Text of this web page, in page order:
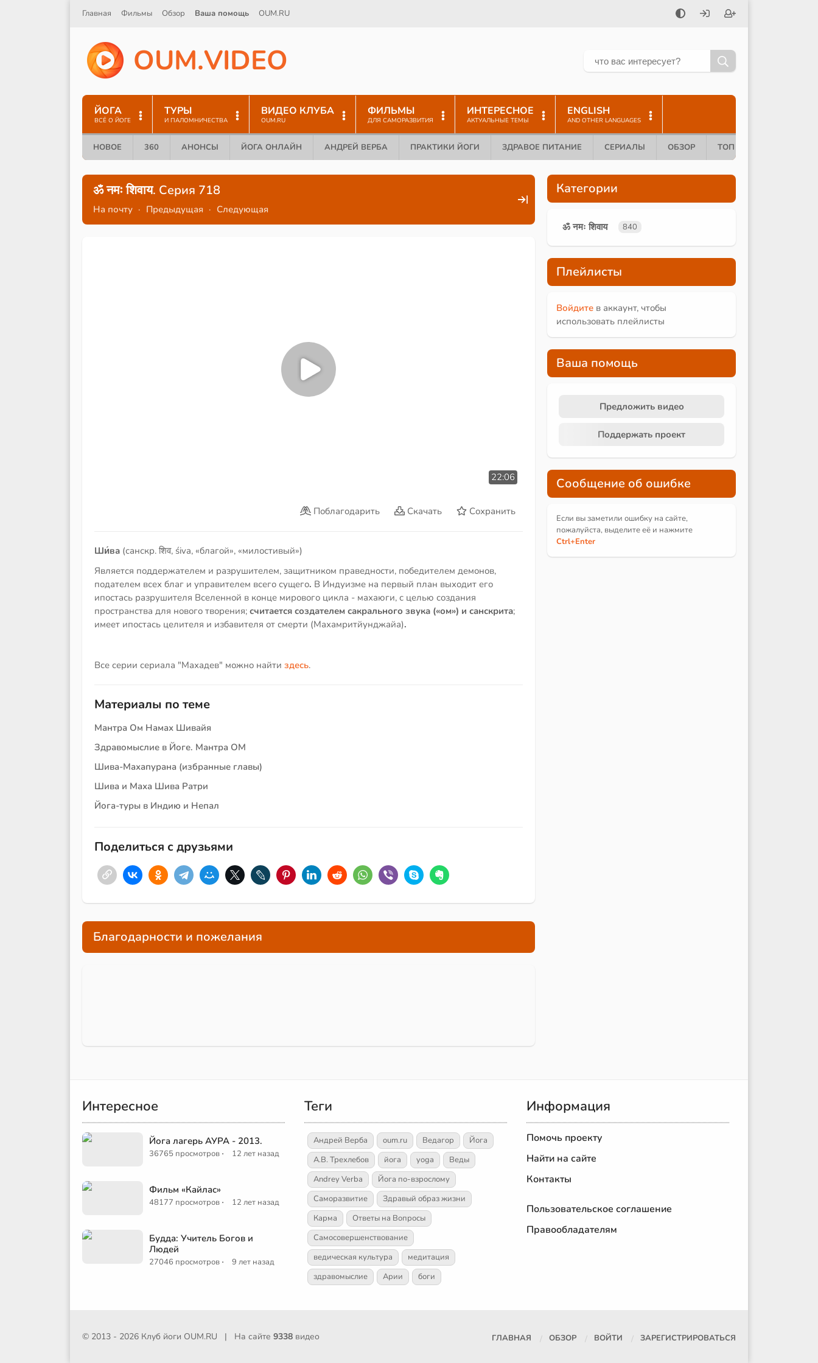
Главная Фильмы Обзор Ваша помощь OUM.RU
OUM.VIDEO
ЙОГА
ВСЁ О ЙОГЕ
ТУРЫ
И ПАЛОМНИЧЕСТВА
ВИДЕО КЛУБА
OUM.RU
ФИЛЬМЫ
ДЛЯ САМОРАЗВИТИЯ
ИНТЕРЕСНОЕ
АКТУАЛЬНЫЕ ТЕМЫ
ENGLISH
AND OTHER LANGUAGES
НОВОЕ 360 АНОНСЫ ЙОГА ОНЛАЙН АНДРЕЙ ВЕРБА ПРАКТИКИ ЙОГИ ЗДРАВОЕ ПИТАНИЕ СЕРИАЛЫ ОБЗОР ТОП 10
ॐ नमः शिवाय. Серия 718
На почту · Предыдущая · Следующая
22:06
Поблагодарить Скачать Сохранить
Ши́ва (санскр. शिव, śiva, «благой», «милостивый»)
Является поддержателем и разрушителем, защитником праведности, победителем демонов,
подателем всех благ и управителем всего сущего. В Индуизме на первый план выходит его
ипостась разрушителя Вселенной в конце мирового цикла - махаюги, с целью создания
пространства для нового творения; считается создателем сакрального звука («ом») и санскрита;
имеет ипостась целителя и избавителя от смерти (Махамритйунджайа).
Все серии сериала "Махадев" можно найти здесь.
Материалы по теме
Мантра Ом Намах Шивайя
Здравомыслие в Йоге. Мантра ОМ
Шива-Махапурана (избранные главы)
Шива и Маха Шива Ратри
Йога-туры в Индию и Непал
Поделиться с друзьями
Благодарности и пожелания
Категории
ॐ नमः शिवाय 840
Плейлисты
Войдите в аккаунт, чтобы
использовать плейлисты
Ваша помощь
Предложить видео
Поддержать проект
Сообщение об ошибке
Если вы заметили ошибку на сайте,
пожалуйста, выделите её и нажмите
Ctrl+Enter
Интересное
Йога лагерь АУРА - 2013.
36765 просмотров · 12 лет назад
Фильм «Кайлас»
48177 просмотров · 12 лет назад
Будда: Учитель Богов и
Людей
27046 просмотров · 9 лет назад
Теги
Андрей Верба oum.ru Ведагор
Йога
А.В. Трехлебов
йога yoga
Веды
Andrey Verba
Йога по-взрослому
Саморазвитие
Здравый образ жизни
Карма
Ответы на Вопросы
Самосовершенствование
ведическая культура
медитация
здравомыслие
Арии боги
Информация
Помочь проекту
Найти на сайте
Контакты
Пользовательское соглашение
Правообладателям
ГЛАВНАЯ ОБЗОР ВОЙТИ ЗАРЕГИСТРИРОВАТЬСЯ
© 2013 - 2026 Клуб йоги OUM.RU | На сайте 9338 видео